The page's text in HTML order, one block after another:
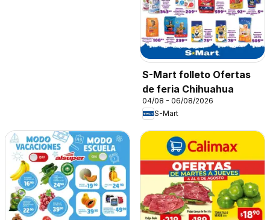
S-Mart folleto Ofertas
de feria Chihuahua
04/08 - 06/08/2026
S-Mart